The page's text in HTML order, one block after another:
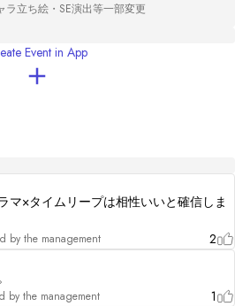
立ち絵・SE演出等一部変更
Event in App
マ×タイムリープは相性いいと確信しま
by the management
2
by the management
1